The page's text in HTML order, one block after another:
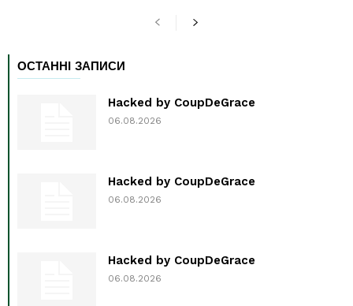
ОСТАННІ ЗАПИСИ
Hacked by CoupDeGrace
06.08.2026
Hacked by CoupDeGrace
06.08.2026
Hacked by CoupDeGrace
06.08.2026